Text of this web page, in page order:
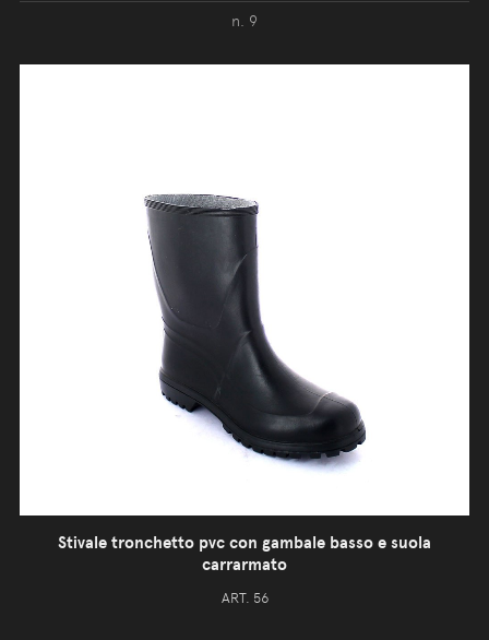
n. 9
Stivale tronchetto pvc con gambale basso e suola
carrarmato
ART. 56